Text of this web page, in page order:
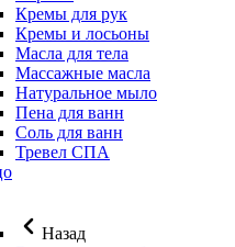
Кремы для рук
Кремы и лосьоны
Масла для тела
Массажные масла
Натуральное мыло
Пена для ванн
Соль для ванн
Тревел СПА
Назад